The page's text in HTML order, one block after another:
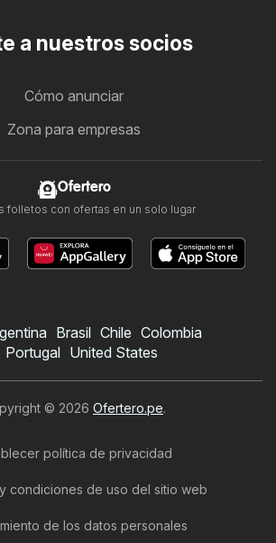
a nuestros socios
Cómo anunciar
Zona para empresas
Ofertero
folletos con ofertas en un solo lugar
Brasil Chile Colombia
Portugal United States
© 2026 Ofertero.pe.
política de privacidad
condiciones de uso del sitio web
de los datos personales